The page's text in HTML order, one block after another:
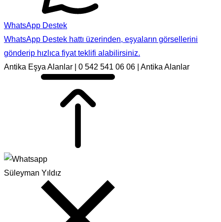
WhatsApp Destek
WhatsApp Destek hattı üzerinden, eşyaların görsellerini
gönderip hızlıca fiyat teklifi alabilirsiniz.
Antika Eşya Alanlar | 0 542 541 06 06 | Antika Alanlar
Süleyman Yıldız